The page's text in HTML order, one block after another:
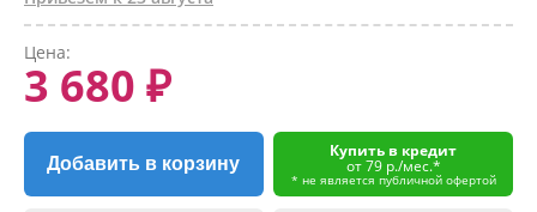
Цена:
3 680 ₽
Добавить в корзину
Купить в кредит
от 79 р./мес.*
* не является публичной офертой